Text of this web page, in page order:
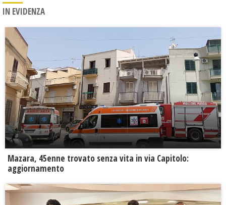
IN EVIDENZA
Mazara, 45enne trovato senza vita in via Capitolo:
aggiornamento